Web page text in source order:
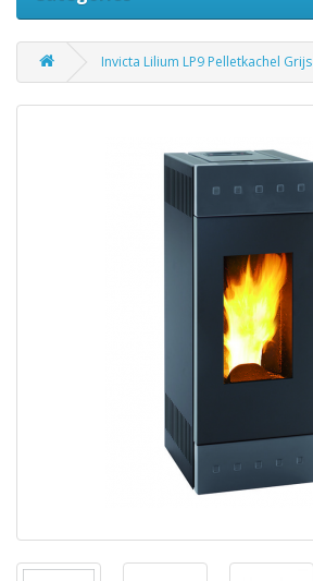
Invicta Lilium LP9 Pelletkachel Grijs